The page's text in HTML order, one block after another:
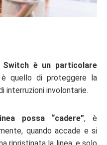
Switch è un particolare
quello di proteggere la
interruzioni involontarie.
possa “cadere”, è
quando accade e si